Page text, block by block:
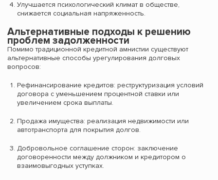
Улучшается психологический климат в обществе,
снижается социальная напряженность.
Альтернативные подходы к решению
проблем задолженности
Помимо традиционной кредитной амнистии существуют
альтернативные способы урегулирования долговых
вопросов:
Рефинансирование кредитов: реструктуризация условий
договора с уменьшением процентной ставки или
увеличением срока выплаты.
Продажа имущества: реализация недвижимости или
автотранспорта для покрытия долгов.
Добровольное соглашение сторон: заключение
договоренности между должником и кредитором о
взаимовыгодных уступках.